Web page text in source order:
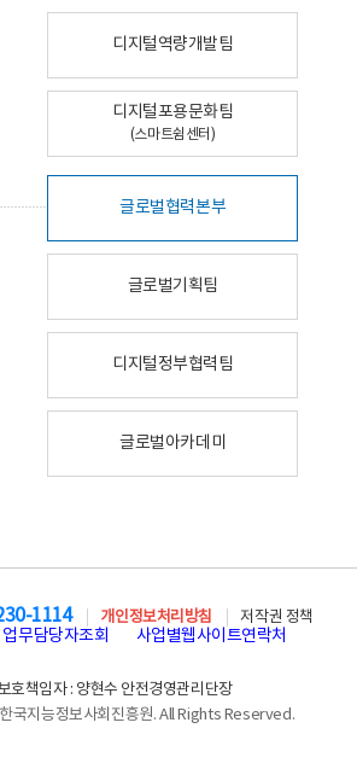
디지털역량개발팀
디지털포용문화팀
(스마트쉼센터)
글로벌협력본부
글로벌기획팀
디지털정부협력팀
글로벌아카데미
1114 개인정보처리방침
저작권 정책
업무담당자조회 사업별웹사이트연락처
호책임자 : 양현수 안전경영관리단장
국지능정보사회진흥원. All Rights Reserved.